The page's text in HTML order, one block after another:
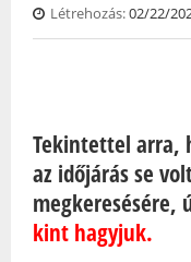
Létrehozás:02/22/
Tekintettel arra,
az időjárás se
megkeresésére,
kint hagyjuk.